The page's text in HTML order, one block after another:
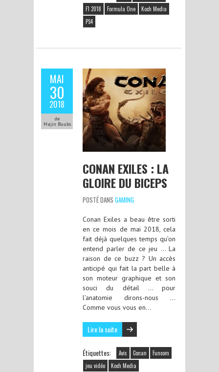
F1 2018 Formula One
Koch Media
PS4
MAI
30
2018
de
Majin Buubs
CONAN EXILES : LA
GLOIRE DU BICEPS
POSTÉ DANS GAMING
Conan Exiles a beau être sorti
en ce mois de mai 2018, cela
fait déjà quelques temps qu’on
entend parler de ce jeu … La
raison de ce buzz ? Un accès
anticipé qui fait la part belle à
son moteur graphique et son
souci du détail … pour
l’anatomie dirons-nous …
Comme vous vous en…
Lire la suite
Étiquettes: Avis Conan
Funcom
jeu vidéo
Koch Media